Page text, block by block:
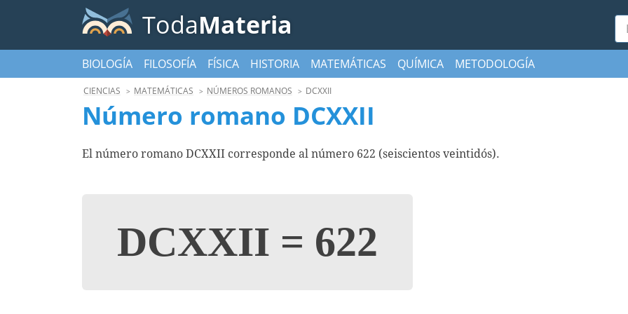
TodaMateria
BIOLOGÍA FILOSOFÍA FÍSICA HISTORIA MATEMÁTICAS QUÍMICA METODOLOGÍA
CIENCIAS MATEMÁTICAS NÚMEROS ROMANOS DCXXII
Número romano DCXXII
El número romano DCXXII corresponde al número 622 (seiscientos veintidós).
DCXXII = 622